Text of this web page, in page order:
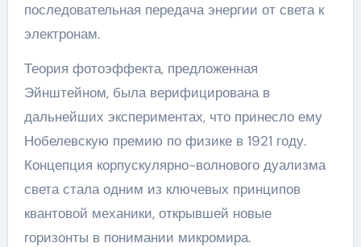
последовательная передача энергии от света к
электронам.
Теория фотоэффекта, предложенная
Эйнштейном, была верифицирована в
дальнейших экспериментах, что принесло ему
Нобелевскую премию по физике в 1921 году.
Концепция корпускулярно-волнового дуализма
света стала одним из ключевых принципов
квантовой механики, открывшей новые
горизонты в понимании микромира.